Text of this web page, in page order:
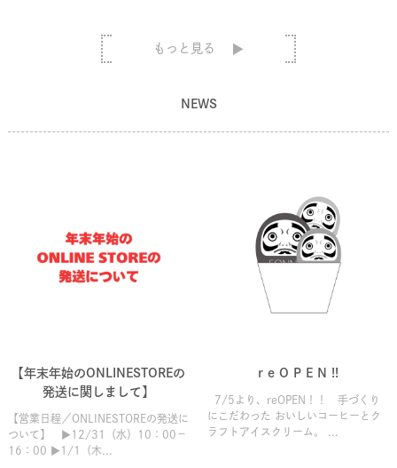
もっと見る
NEWS
【年末年始のONLINESTOREの
発送に関しまして】
【営業日程／ONLINESTOREの発送に
ついて】 ▶12/31（水）10：00－
16：00 ▶1/1（木...
r e O P E N !!
7/5より、reOPEN！！ 手づくり
にこだわった おいしいコーヒーとク
ラフトアイスクリーム。 ...